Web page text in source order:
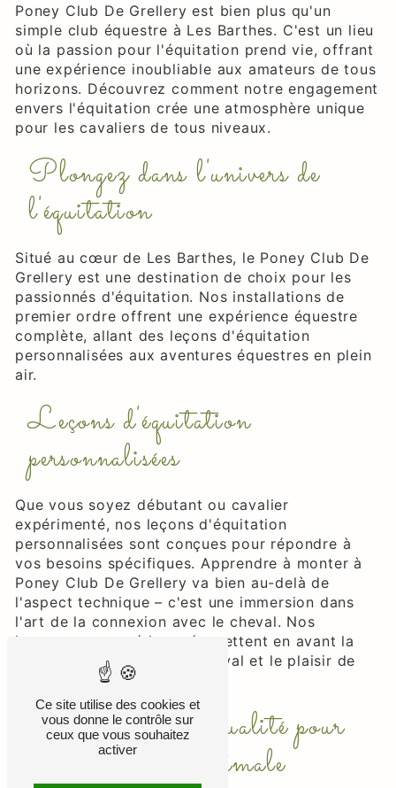
Poney Club De Grellery est bien plus qu'un
simple club équestre à Les Barthes. C'est un lieu
où la passion pour l'équitation prend vie, offrant
une expérience inoubliable aux amateurs de tous
horizons. Découvrez comment notre engagement
envers l'équitation crée une atmosphère unique
pour les cavaliers de tous niveaux.
Plongez dans l'univers de
l'équitation
Situé au cœur de Les Barthes, le Poney Club De
Grellery est une destination de choix pour les
passionnés d'équitation. Nos installations de
premier ordre offrent une expérience équestre
complète, allant des leçons d'équitation
personnalisées aux aventures équestres en plein
air.
Leçons d'équitation
personnalisées
Que vous soyez débutant ou cavalier
expérimenté, nos leçons d'équitation
personnalisées sont conçues pour répondre à
vos besoins spécifiques. Apprendre à monter à
Poney Club De Grellery va bien au-delà de
l'aspect technique – c'est une immersion dans
l'art de la connexion avec le cheval. Nos
instructeurs expérimentés mettent en avant la
sécurité, le bien-être du cheval et le plaisir de
l'apprentissage.
Équipements de qualité pour
une expérience optimale
Ce site utilise des cookies et
vous donne le contrôle sur
ceux que vous souhaitez
activer